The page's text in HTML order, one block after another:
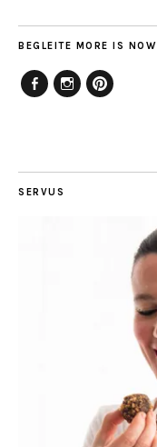
BEGLEITE MORE IS NOW
SERVUS